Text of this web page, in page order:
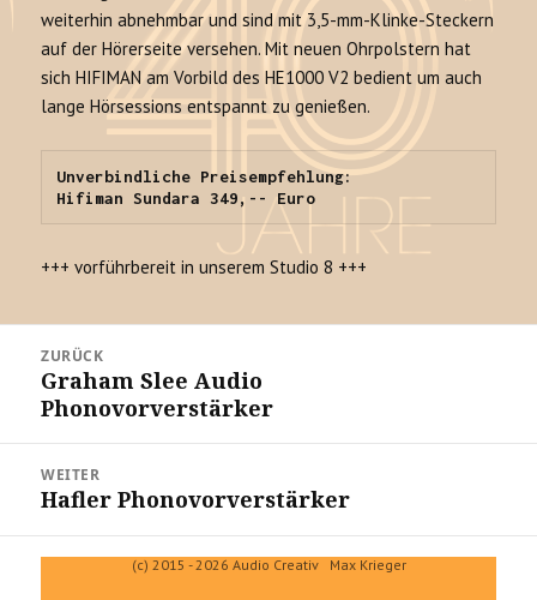
weiterhin abnehmbar und sind mit 3,5-mm-Klinke-Steckern
auf der Hörerseite versehen. Mit neuen Ohrpolstern hat
sich HIFIMAN am Vorbild des HE1000 V2 bedient um auch
lange Hörsessions entspannt zu genießen.
Unverbindliche Preisempfehlung:
Hifiman Sundara 349,-- Euro
+++ vorführbereit in unserem Studio 8 +++
Navigation
ZURÜCK
Vorheriger
Beitrag:
Graham Slee Audio
Phonovorverstärker
WEITER
Nächster
Hafler Phonovorverstärker
(c) 2015 - 2026 Audio Creativ Max Krieger